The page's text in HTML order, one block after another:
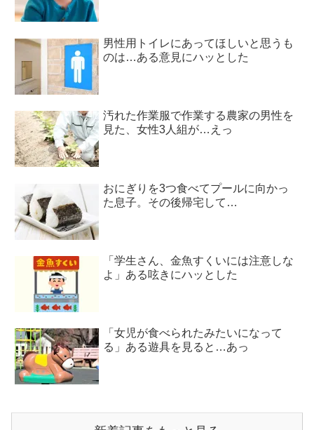
男性用トイレにあってほしいと思うも
のは…ある意見にハッとした
汚れた作業服で作業する農家の男性を
見た、女性3人組が…えっ
おにぎりを3つ食べてプールに向かっ
た息子。その後帰宅して…
「学生さん、金魚すくいには注意しな
よ」ある呟きにハッとした
「女児が食べられたみたいになって
る」ある遊具を見ると…あっ